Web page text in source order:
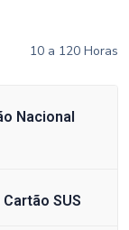
10 a 120 Horas
Nacional
SUS